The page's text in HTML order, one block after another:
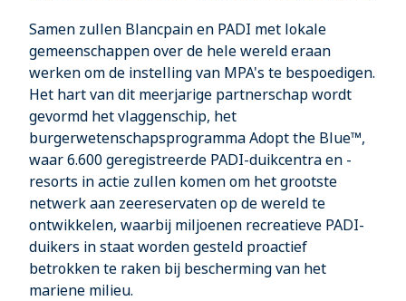
Samen zullen Blancpain en PADI met lokale
gemeenschappen over de hele wereld eraan
werken om de instelling van MPA's te bespoedigen.
Het hart van dit meerjarige partnerschap wordt
gevormd het vlaggenschip, het
burgerwetenschapsprogramma Adopt the Blue™,
waar 6.600 geregistreerde PADI-duikcentra en -
resorts in actie zullen komen om het grootste
netwerk aan zeereservaten op de wereld te
ontwikkelen, waarbij miljoenen recreatieve PADI-
duikers in staat worden gesteld proactief
betrokken te raken bij bescherming van het
mariene milieu.